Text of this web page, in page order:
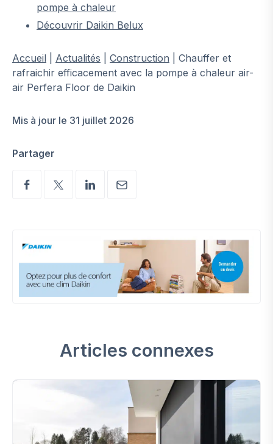
pompe à chaleur
Découvrir Daikin Belux
Accueil Actualités Construction
Chauffer et
rafraichir efficacement avec la pompe à chaleur air-
air Perfera Floor de Daikin
Mis à jour le 31 juillet 2026
Partager
Articles connexes